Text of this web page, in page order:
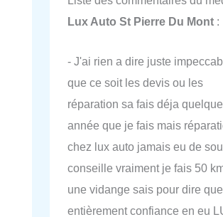
Lux Auto St Pierre Du Mont :
- J'ai rien a dire juste
que ce soit les devis ou les
réparation sa fais déja quelque
année que je fais mais
chez lux auto jamais eu de
conseille vraiment je fais 50
une vidange sais pour dire
entièrement confiance en eu